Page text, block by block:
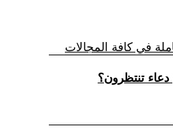
في كافة المجالات